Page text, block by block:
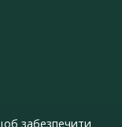
забезпечити